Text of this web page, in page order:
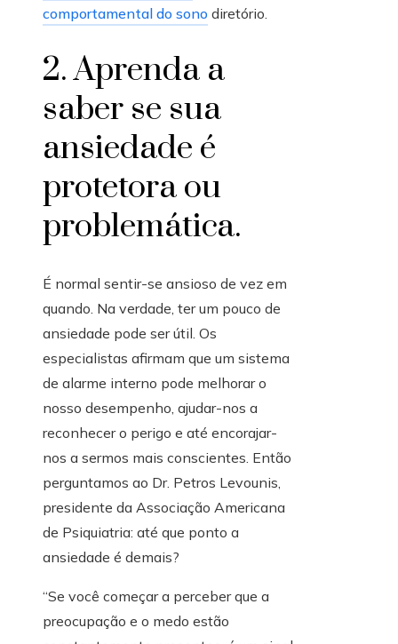
comportamental do sono diretório.
2. Aprenda a
saber se sua
ansiedade é
protetora ou
problemática.
É normal sentir-se ansioso de vez em
quando. Na verdade, ter um pouco de
ansiedade pode ser útil. Os
especialistas afirmam que um sistema
de alarme interno pode melhorar o
nosso desempenho, ajudar-nos a
reconhecer o perigo e até encorajar-
nos a sermos mais conscientes. Então
perguntamos ao Dr. Petros Levounis,
presidente da Associação Americana
de Psiquiatria: até que ponto a
ansiedade é demais?
“Se você começar a perceber que a
preocupação e o medo estão